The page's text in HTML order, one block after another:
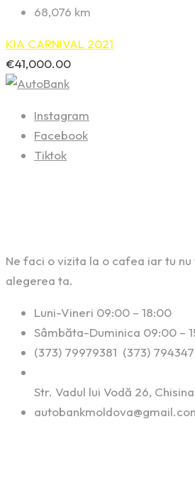
68,076 km
KIA CARNIVAL 2021
€41,000.00
Instagram
Facebook
Tiktok
Ne faci o vizita la o cafea iar tu
alegerea ta.
Luni-Vineri 09:00 – 18:00
Sâmbăta-Duminica 09:00 –
(373) 79979381 (373)
Str. Vadul lui Vodă 26,